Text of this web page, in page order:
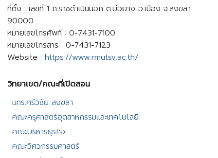
ที่ตั้ง : เลขที่ 1 ถ.ราชดำเนินนอก ต.บ่อยาง อ.เมือง จ.สงขลา
90000
หมายเลขโทรศัพท์ : 0-7431-7100
หมายเลขโทรสาร : 0-7431-7123
Website : https://www.rmutsv.ac.th/
วิทยาเขต/คณะที่เปิดสอน​
มทร.ศรีวิชัย สงขลา​
คณะครุศาสตร์อุตสาหกรรมและเทคโนโลยี​
คณะบริหารธุรกิจ​
คณะวิศวกรรมศาสตร์​